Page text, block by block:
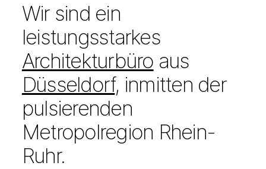
Wir sind ein
leistungsstarkes
Architekturbüro aus
Düsseldorf, inmitten der
pulsierenden
Metropolregion Rhein-
Ruhr.